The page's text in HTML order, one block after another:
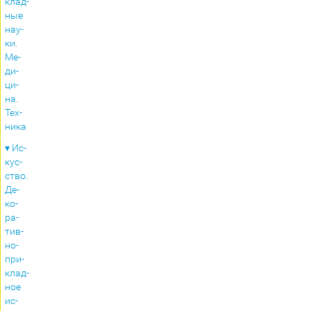
ные
на­у­
ки.
Ме­
ди­
ци­
на.
Тех­
ни­ка
▾ Ис­
кус­
ство.
Де­
ко­
ра­
тив­
но-
при­
клад­
ное
ис­